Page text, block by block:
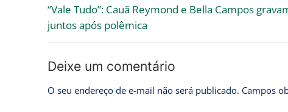
“Vale Tudo”: Cauã Reymond e Bella Campos
juntos após polêmica
Deixe um comentário
O seu endereço de e-mail não será publicado. Campos